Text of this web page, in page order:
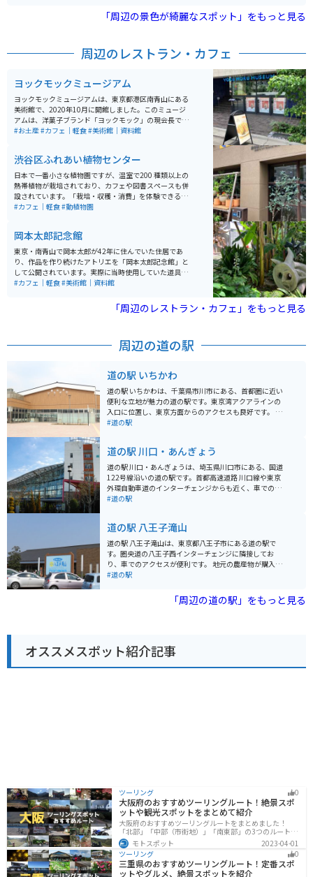
「周辺の景色が綺麗なスポット」をもっと見る
周辺のレストラン・カフェ
ヨックモックミュージアム
ヨックモックミュージアムは、東京都港区南青山にある
美術館で、2020年10月に開館しました。このミュージ
アムは、洋菓子ブランド「ヨックモック」の現会長であ
る藤縄利康氏が設立し、主にピカソのセラミックコレク
されています。ピカソの豊かで自由な発想が投影された
アート、スイーツのコラボイベント、アートセッション
を開催するなどイベントも充実しています。
#お土産#カフェ｜軽食#美術館｜資料館
渋谷区ふれあい植物センター
日本で一番小さな植物園ですが、温室で200 種類以上の
熱帯植物が栽培されており、カフェや図書スペースも併
設されています。「栽培・収穫・消費」を体験できる植
物園で、入館料は100円とリーズナブルです。身近に植
#カフェ｜軽食#動植物園
岡本太郎記念館
東京・南青山で岡本太郎が42年に住んでいた住居であ
り、作品を作り続けたアトリエを「岡本太郎記念館」と
して公開されています。実際に当時使用していた道具や
作品を展示がされており、カフェや庭などもあり、企画
#カフェ｜軽食#美術館｜資料館
「周辺のレストラン・カフェ」をもっと見る
周辺の道の駅
道の駅 いちかわ
道の駅 いちかわは、千葉県市川市にある、首都圏に近い
便利な立地が魅力の道の駅です。東京湾アクアラインの
入口に位置し、東京方面からのアクセスも良好です。 地
元の新鮮な農産物が購入できる直売所は、道の駅 いちか
最適な品々が並びます。 また、レストランでは、地元産
の食材をふんだんに使った料理を楽しむことができま
す。東京湾を一望できる展望デッキも併設されており、
ドライブの休憩に最適です。 バイクで訪れる場合、道の
駅 いちかわには、広々とした駐車場が完備されているの
戸川や国府台など、自然豊かな観光スポットも点在して
います。少し足を延ばせば、東京ディズニーリゾートに
もアクセス可能です。
#道の駅
道の駅 川口・あんぎょう
道の駅 川口・あんぎょうは、埼玉県川口市にある、国道
122号線沿いの道の駅です。首都高速道路 川口線や東京
外環自動車道のインターチェンジからも近く、車でのア
クセスが良好です。 地元農産物の直売所では、新鮮な野
の調理器具も販売しており、お土産に最適です。 また、
食事処では、地元産の食材を使用した料理を楽しむこと
ができます。おすすめは、新鮮な野菜をたっぷり使った
「あんぎょううどん」です。 バイクで訪れる場合、道の
駅に隣接する荒川河川敷には、広々とした無料駐車場が
は、荒川の土手沿いを走るサイクリングロードもあり、
#道の駅
道の駅 八王子滝山
道の駅 八王子滝山は、東京都八王子市にある道の駅で
す。圏央道の八王子西インターチェンジに隣接してお
り、車でのアクセスが便利です。 地元の農産物が購入で
きる「農産物直売所」や、地元食材を使った料理が楽し
憩に最適なスポットです。 特に、地元八王子産の新鮮な
野菜は人気が高く、旬の野菜を目当てに訪れる人も多く
の休憩場所としてもおすすめです。道の駅のすぐ近くに
は、滝山城跡や、高尾山など、観光スポットも点在して
いるので、観光拠点としても活用できます。 八王子滝山
#道の駅
「周辺の道の駅」をもっと見る
オススメスポット紹介記事
ツーリング 0
大阪府のおすすめツーリングルート！絶景スポ
ットや観光スポットをまとめて紹介
大阪府のおすすめツーリングルートをまとめました！
「北部」「中部（市街地）」「南東部」の3つのルート紹
介します。歴史と近代が融合した魅力的なエリアで様々
な楽しみ方ができます。バイクで大阪府にツーリングに
行く際は参考にしてください。
モトスポット
2023-04-01
ツーリング
0
三重県のおすすめツーリングルート！定番スポ
ットやグルメ、絶景スポットを紹介